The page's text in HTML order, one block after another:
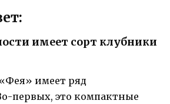
имеет сорт клубники
имеет ряд
первых, это компактные